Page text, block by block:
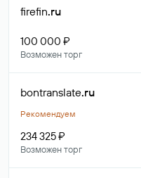
firefin.ru
100 000 ₽
Возможен торг
bontranslate.ru
Рекомендуем
234 325 ₽
Возможен торг